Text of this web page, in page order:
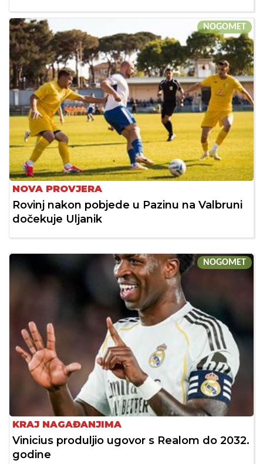
NOGOMET
NOVA PROVJERA
Rovinj nakon pobjede u Pazinu na Valbruni
dočekuje Uljanik
NOGOMET
KRAJ NAGAĐANJIMA
Vinicius produljio ugovor s Realom do 2032.
godine